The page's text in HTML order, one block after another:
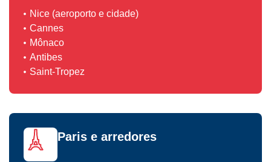
Nice (aeroporto e cidade)
Cannes
Mônaco
Antibes
Saint-Tropez
Paris e arredores